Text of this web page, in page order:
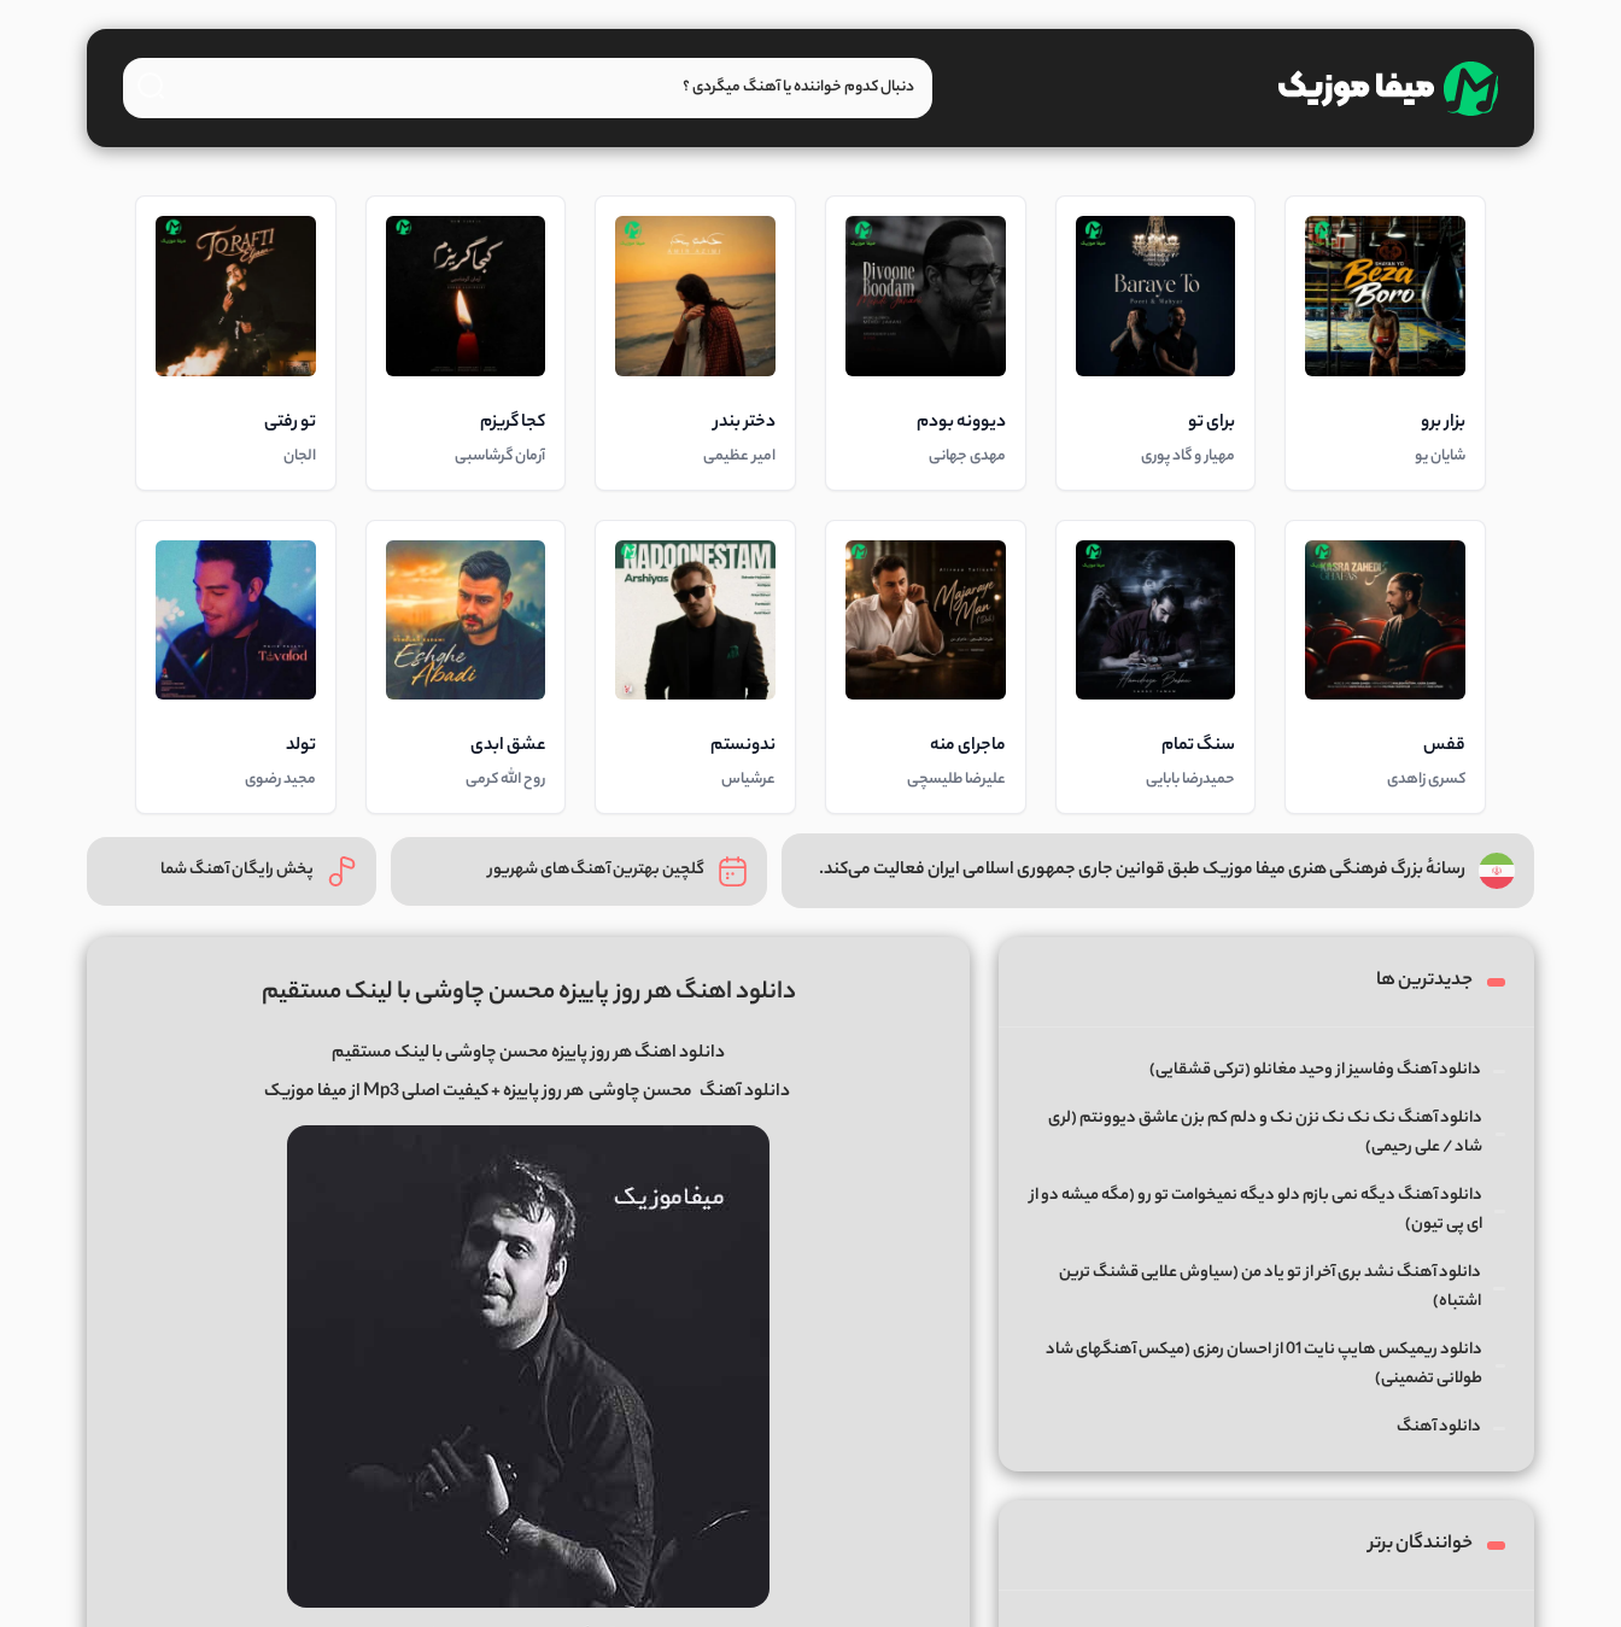
بزار برو
شایان یو
برای تو
مهیار و گاد پوری
دیوونه بودم
مهدی جهانی
دختر بندر
امیر عظیمی
کجا گریزم
آرمان گرشاسبی
تو رفتی
الجان
قفس
کسری زاهدی
سنگ تمام
حمیدرضا بابایی
ماجرای منه
علیرضا طلیسچی
ندونستم
عرشیاس
عشق ابدی
روح الله کرمی
تولد
مجید رضوی
رسانهٔ بزرگ فرهنگی هنری میفا موزیک طبق قوانین جاری جمهوری اسلامی ایران فعالیت می‌کند. گلچین بهترین آهنگ‌های شهریور پخش رایگان آهنگ شما
دانلود اهنگ هر روز پاییزه محسن چاوشی با لینک مستقیم
دانلود اهنگ هر روز پاییزه محسن چاوشی با لینک مستقیم
دانلود آهنگ محسن چاوشیهر روز پاییزه+ کیفیت اصلی Mp3 از میفا موزیک
جدیدترین ها
دانلود آهنگ وفاسیز از وحید مغانلو (ترکی قشقایی)
دانلود آهنگ نک نک نک نزن نک و دلم کم بزن عاشق دیوونتم (لری
شاد / علی رحیمی)
دانلود آهنگ دیگه نمی بازم دلو دیگه نمیخوامت تو رو (مگه میشه دو از
ای پی تیون)
دانلود آهنگ نشد بری آخر از تو یاد من (سیاوش علایی قشنگ ترین
اشتباه)
دانلود ریمیکس هایپ نایت 01 از احسان رمزی (میکس آهنگهای شاد
طولانی تضمینی)
دانلود آهنگ
خوانندگان برتر